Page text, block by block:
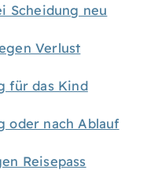
Scheidung neu
Verlust
für das Kind
oder nach Ablauf
Reisepass